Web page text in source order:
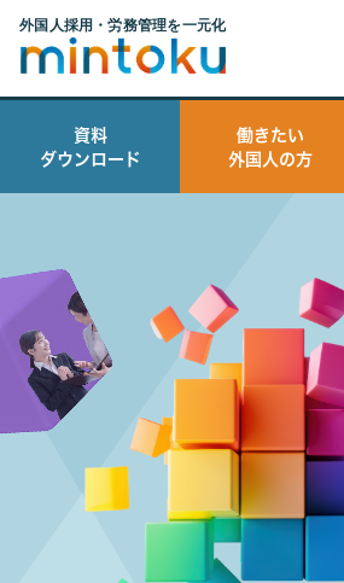
資料
ダウンロード
働きたい
外国人の方